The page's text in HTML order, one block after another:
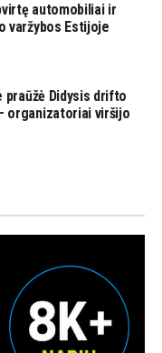
automobiliai ir
varžybos Estijoje
praūžė Didysis drifto
organizatoriai viršijo